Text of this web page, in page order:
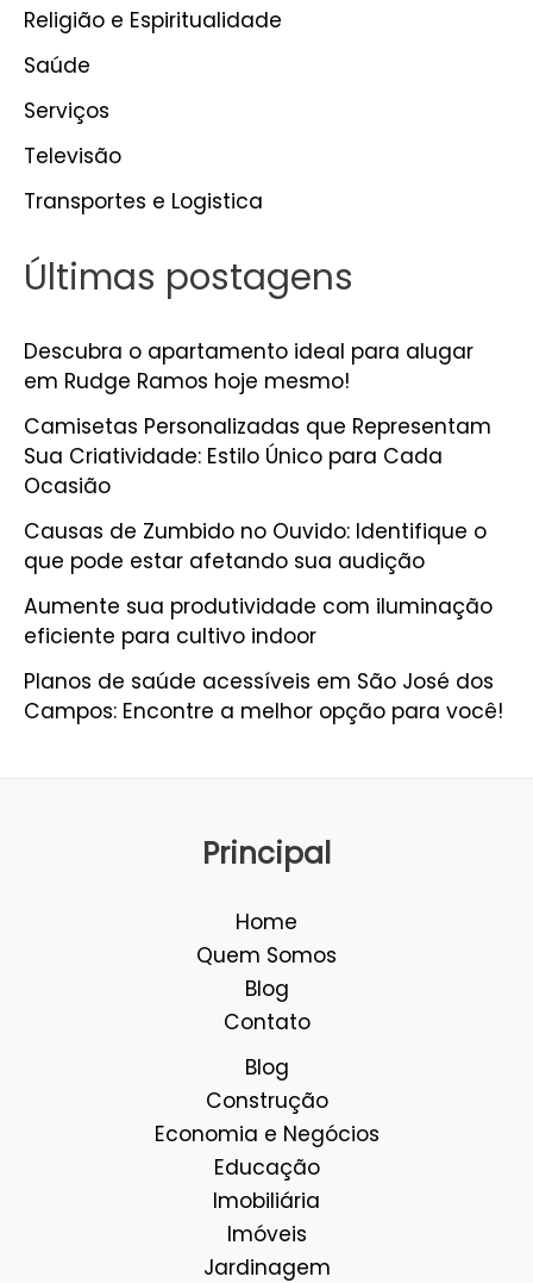
Religião e Espiritualidade
Saúde
Serviços
Televisão
Transportes e Logistica
Últimas postagens
Descubra o apartamento ideal para alugar
em Rudge Ramos hoje mesmo!
Camisetas Personalizadas que Representam
Sua Criatividade: Estilo Único para Cada
Ocasião
Causas de Zumbido no Ouvido: Identifique o
que pode estar afetando sua audição
Aumente sua produtividade com iluminação
eficiente para cultivo indoor
Planos de saúde acessíveis em São José dos
Campos: Encontre a melhor opção para você!
Principal
Home
Quem Somos
Blog
Contato
Blog
Construção
Economia e Negócios
Educação
Imobiliária
Imóveis
Jardinagem